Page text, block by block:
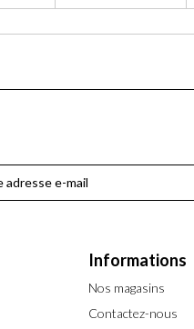
Informations
Nos magasins
Contactez-nous